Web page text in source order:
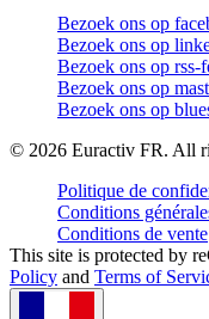
Bezoek ons op
Bezoek ons op
Bezoek ons op rss-
Bezoek ons op
Bezoek ons op
© 2026 Euractiv FR. All
Politique de
Conditions
Conditions de vente
This site is protected by
Policy and Terms of